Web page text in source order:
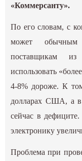
«Коммерсанту».
По его словам, с
может обычным
поставщикам
использовать
4-8% дороже. К
долларах США, а в
сейчас в
электронику
Проблема при